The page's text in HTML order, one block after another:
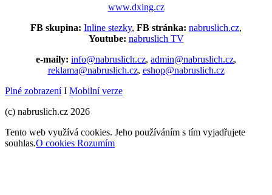
www.dxing.cz
FB skupina: Inline stezky, FB stránka: nabruslich.cz,
Youtube: nabruslich TV
e-maily: info@nabruslich.cz, admin@nabruslich.cz,
reklama@nabruslich.cz, eshop@nabruslich.cz
Plné zobrazeníI Mobilní verze
(c) nabruslich.cz 2026
Tento web využívá cookies. Jeho používáním s tím vyjadřujete
souhlas.O cookies Rozumím